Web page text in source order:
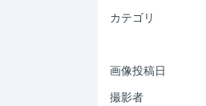
カテゴリ
画像投稿日
撮影者